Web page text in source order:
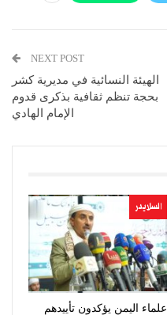
NEXT POST
الهيئة النسائية في مديرية كشر
بحجة تنظم ثقافية بذكرى قدوم
الإمام الهادي
السلايدر
علماء اليمن يؤكدون تأييدهم